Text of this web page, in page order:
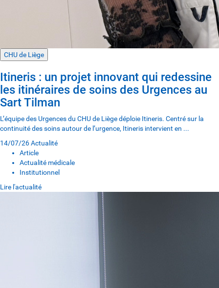
CHU de Liège
Itineris : un projet innovant qui redessine
les itinéraires de soins des Urgences au
Sart Tilman
L’équipe des Urgences du CHU de Liège déploie Itineris. Centré sur la
continuité des soins autour de l’urgence, Itineris intervient en ...
14/07/26Actualité
Article
Actualité médicale
Institutionnel
Lire l'actualité